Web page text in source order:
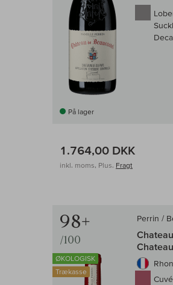
På lager
1.764,00 DKK
inkl. moms, Plus. Fragt
98+
/100
ØKOLOGISK
Trækasse
Perrin /